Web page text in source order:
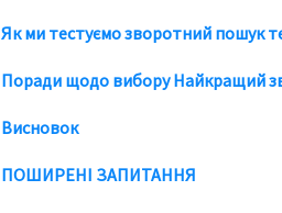
Як ми тестуємо зворотний пошук
Поради щодо виборуНайкращий
Висновок
ПОШИРЕНІ ЗАПИТАННЯ